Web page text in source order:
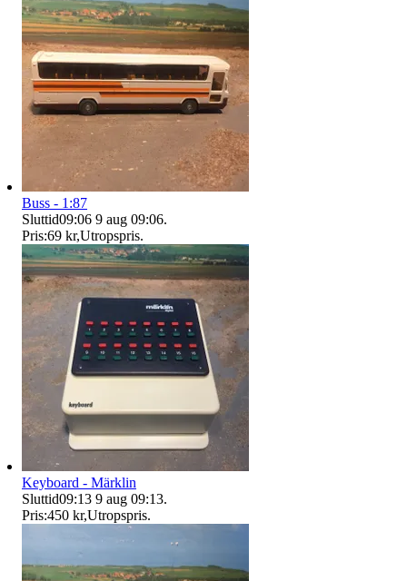
Buss - 1:87
Sluttid09:06 9 aug 09:06.
Pris:69 kr,Utropspris.
Keyboard - Märklin
Sluttid09:13 9 aug 09:13.
Pris:450 kr,Utropspris.